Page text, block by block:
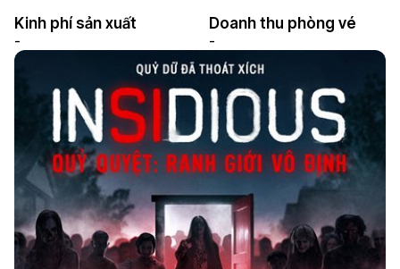
Kinh phí sản xuất
-
Doanh thu phòng vé
-